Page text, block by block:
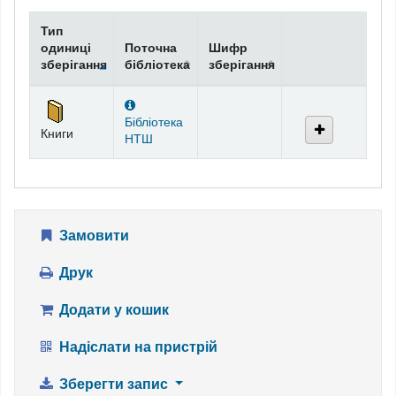
Фонди
Тип
одиниці
зберігання
Поточна
бібліотека
Шифр
зберігання
Книги
Бібліотека
НТШ
Замовити
Друк
Додати у кошик
Надіслати на пристрій
Зберегти запис